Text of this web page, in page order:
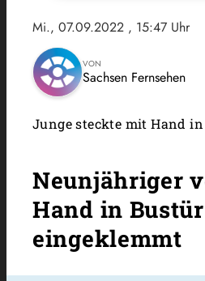
Mi., 07.09.2022 , 15:47 Uhr
VON
Sachsen Fernsehen
Junge steckte mit Hand
Neunjähriger
Hand in Bustür
eingeklemmt